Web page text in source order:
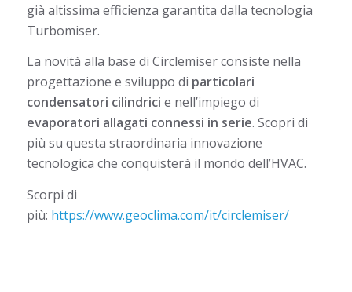
già altissima efficienza garantita dalla tecnologia
Turbomiser.
La novità alla base di Circlemiser consiste nella
progettazione e sviluppo di particolari
condensatori cilindrici e nell’impiego di
evaporatori allagati connessi in serie. Scopri di
più su questa straordinaria innovazione
tecnologica che conquisterà il mondo dell’HVAC.
Scorpi di
più: https://www.geoclima.com/it/circlemiser/